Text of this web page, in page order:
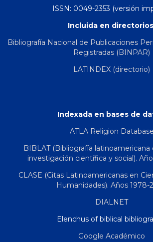
ISSN: 0049-2353 (versión
Incluida en
Bibliografía Nacional de Publicaciones
Registradas (BINPAR)
LATINDEX (directorio)
Indexada en bases de
ATLA Religion Database
BIBLAT (Bibliografía latinoamericana
investigación científica y social).
CLASE (Citas Latinoamericanas en
Humanidades). Años 1978-
DIALNET
Elenchus of biblical
Google Académico